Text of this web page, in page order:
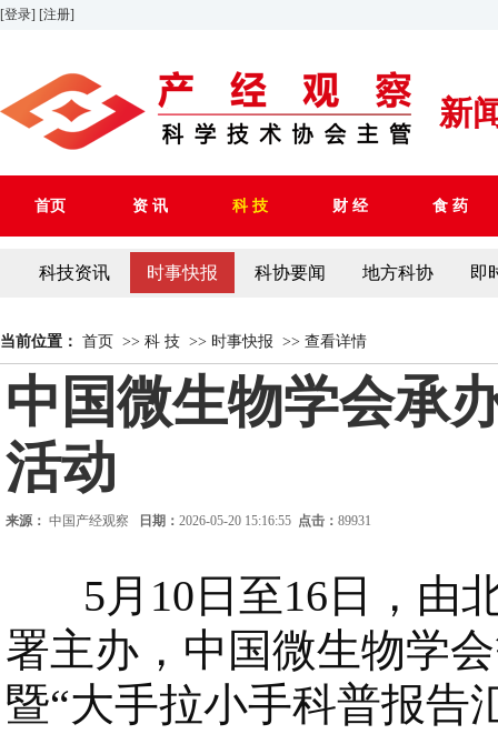
[登录] [注册]
新
首页 资 讯 科 技 财 经 食 药
科技资讯 时事快报 科协要闻 地方科协 即
当前位置： 首页 >> 科 技 >> 时事快报 >> 查看详情
中国微生物学会承
活动
来源： 中国产经观察 日期： 2026-05-20 15:16:55 点击： 89931
5月10日至16日，由
署主办，中国微生物学
暨“大手拉小手科普报告